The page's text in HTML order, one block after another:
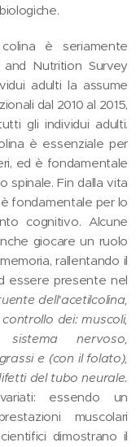
è seriamente
Nutrition Survey
adulti la assume
dal 2010 al 2015,
gli individui adulti.
è essenziale per
ed è fondamentale
spinale. Fin dalla vita
fondamentale per lo
cognitivo. Alcune
giocare un ruolo
rallentando il
essere presente nel
dell'acetilcolina,
dei: muscoli,
nervoso,
e (con il folato),
del tubo neurale.
essendo un
muscolari
dimostrano il